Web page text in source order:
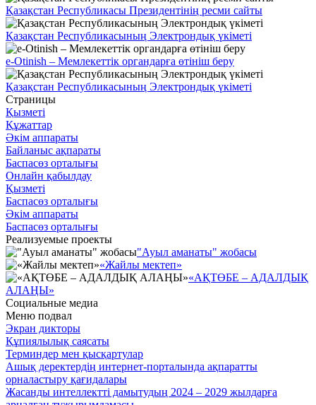
Қазақстан Республикасы Президентінің ресми сайты
Қазақстан Республикасының Электрондық үкіметі
e-Otinish – Мемлекеттік органдарға өтініш беру
Қазақстан Республикасының Электрондық үкіметі
Страницы
Қызметі
Құжаттар
Әкім аппараты
Байланыс ақпараты
Баспасөз орталығы
Онлайн қабылдау
Қызметі
Баспасөз орталығы
Әкім аппараты
Баспасөз орталығы
Реализуемые проекты
"Ауыл аманаты" жобасы
«Жайлы мектеп»
«АҚТӨБЕ – АДАЛДЫҚ
АЛАҢЫ»
Социальные медиа
Меню подвал
Экран дикторы
Құпиялылық саясаты
Терминдер мен қысқартулар
Ашық деректердің интернет-порталында ақпаратты
орналастыру қағидалары
Жасанды интеллектті дамытудың 2024 – 2029 жылдарға